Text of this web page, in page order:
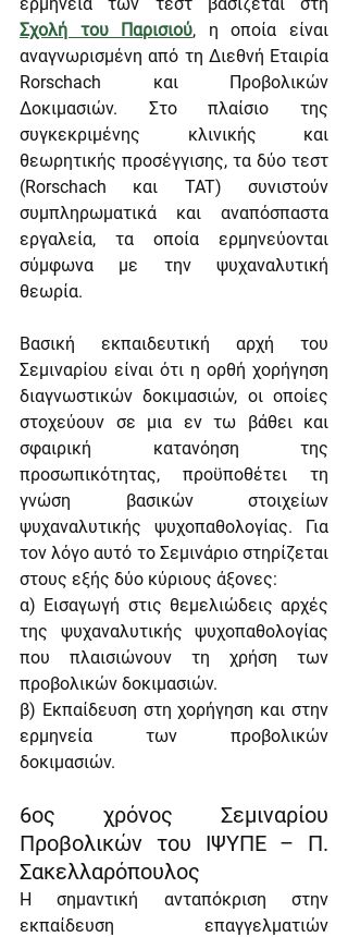
Σχολή του Παρισιού, η οποία είναι
αναγνωρισμένη από τη Διεθνή Εταιρία
Rorschach και Προβολικών
Δοκιμασιών. Στο πλαίσιο της
συγκεκριμένης κλινικής και
θεωρητικής προσέγγισης, τα δύο τεστ
(Rorschach και TAT) συνιστούν
συμπληρωματικά και αναπόσπαστα
εργαλεία, τα οποία ερμηνεύονται
σύμφωνα με την ψυχαναλυτική
θεωρία.
Βασική εκπαιδευτική αρχή του
Σεμιναρίου είναι ότι η ορθή χορήγηση
διαγνωστικών δοκιμασιών, οι οποίες
στοχεύουν σε μια εν τω βάθει και
σφαιρική κατανόηση της
προσωπικότητας, προϋποθέτει τη
γνώση βασικών στοιχείων
ψυχαναλυτικής ψυχοπαθολογίας. Για
τον λόγο αυτό το Σεμινάριο στηρίζεται
στους εξής δύο κύριους άξονες:
α) Εισαγωγή στις θεμελιώδεις αρχές
της ψυχαναλυτικής ψυχοπαθολογίας
που πλαισιώνουν τη χρήση των
προβολικών δοκιμασιών.
β) Εκπαίδευση στη χορήγηση και στην
ερμηνεία των προβολικών
δοκιμασιών.
6ος χρόνος Σεμιναρίου
Προβολικών του ΙΨΥΠΕ – Π.
Σακελλαρόπουλος
Η σημαντική ανταπόκριση στην
εκπαίδευση επαγγελματιών